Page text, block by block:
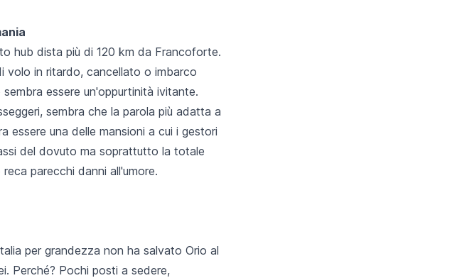
hub dista più di 120 km da Francoforte.
volo in ritardo, cancellato o imbarco
essere un'oppurtinità ivitante.
sembra che la parola più adatta a
essere una delle mansioni a cui i gestori
del dovuto ma soprattutto la totale
parecchi danni all'umore.
per grandezza non ha salvato Orio al
Perché? Pochi posti a sedere,